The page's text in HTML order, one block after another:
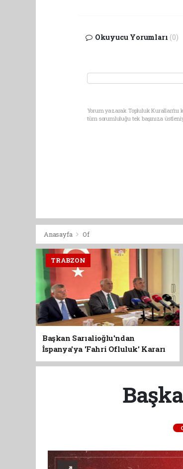
Okuyucu Yorumları (0)
Yorum yazarak Topluluk
tüm sorumluluğu tek başınıza
Anasayfa Of
TRABZON
Başkan Sarıalioğlu'ndan
İspanya'ya 'Fahri Ofluluk' Kararı